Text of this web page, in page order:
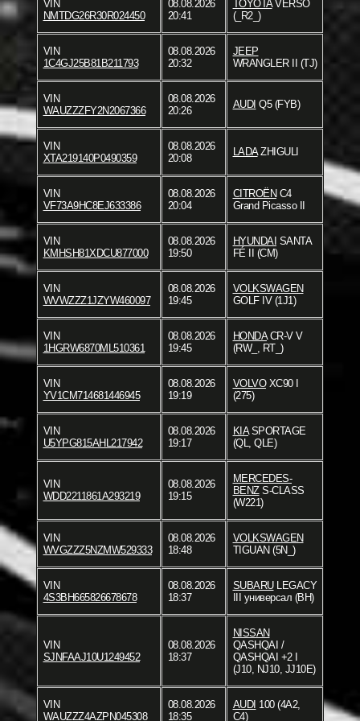
VIN
NMTDG26R30R024450
08.08.2026
20:41
TOYOTAVERSO
(_R2_)
VIN
1C4GJ25B81B211793
08.08.2026
20:32
JEEP
WRANGLER II (TJ)
VIN
WAUZZZFY2N2067366
08.08.2026
20:26
AUDI Q5 (FYB)
VIN
XTA219140P0490359
08.08.2026
20:08
LADAZHIGULI
VIN
VF73A9HC8EJ633386
08.08.2026
20:04
CITROËN C4
Grand Picasso II
VIN
KMHSH81XDCU877000
08.08.2026
19:50
HYUNDAI SANTA
FÉ II (CM)
VIN
WVWZZZ1JZYW460097
08.08.2026
19:45
VOLKSWAGEN
GOLF IV (1J1)
VIN
1HGRW6870ML510361
08.08.2026
19:45
HONDACR-V V
(RW_, RT_)
VIN
YV1CM714681446945
08.08.2026
19:19
VOLVOXC90 I
(275)
VIN
U5YPG815AHL217942
08.08.2026
19:17
KIASPORTAGE
(QL, QLE)
VIN
WDD2211861A293219
08.08.2026
19:15
MERCEDES-
BENZS-CLASS
(W221)
VIN
WVGZZZ5NZMW529333
08.08.2026
18:48
VOLKSWAGEN
TIGUAN (5N_)
VIN
4S3BH665826678678
08.08.2026
18:37
SUBARULEGACY
III универсал (BH)
VIN
SJNFAAJ10U1249452
08.08.2026
18:37
NISSAN
QASHQAI /
QASHQAI +2 I
(J10, NJ10, JJ10E)
VIN
WAUZZZ4AZPN045308
08.08.2026
18:35
AUDI 100 (4A2,
C4)